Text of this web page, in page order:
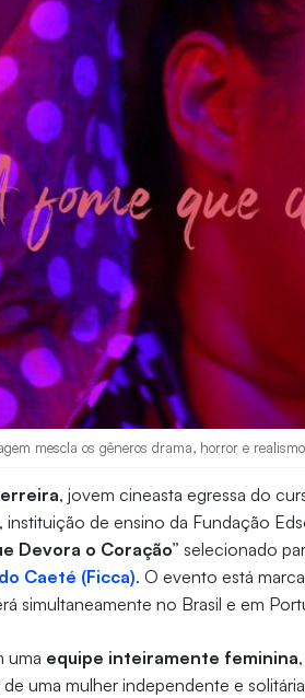
mescla os gêneros drama, horror e
, jovem cineasta egressa do
instituição de ensino da Fundação
Devora o Coração” selecionado
Caeté (Ficca). O evento está
simultaneamente no Brasil e em
uma equipe inteiramente feminina
uma mulher independente e